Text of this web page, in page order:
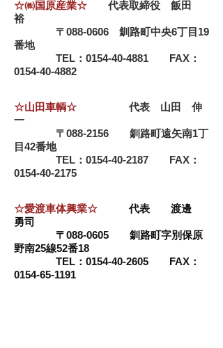
☆㈱国原産業☆
代表取締役 飯田
裕
〒088-0606 釧路町中央6丁目19
番地
TEL：0154-40-4881 FAX：
0154-40-4882
☆山田車輌☆
代表 山田 伸
一
〒088-2156 釧路町遠矢南1丁
目42番地
​ TEL：0154-40-2187 FAX：
0154-40-2175
​☆愛渡車体興業☆
代表 渡邊
勇司
〒088-0605 釧路町字別保原
野南25線52番18
​ TEL：0154-40-2605 FAX：
0154-65-1191